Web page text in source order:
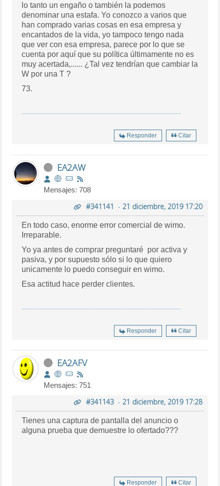
lo tanto un engaño o también la podemos
denominar una estafa. Yo conozco a varios que
han comprado varias cosas en esa empresa y
encantados de la vida, yo tampoco tengo nada
que ver con esa empresa, parece por lo que se
cuenta por aquí que su política últimamente no es
muy acertada,...... ¿Tal vez tendrían que cambiar la
W por una T ?
73.
Responder Citar
EA2AW
Mensajes: 708
#341141 - 21 diciembre, 2019 17:20
En todo caso, enorme error comercial de wimo.
Irreparable.
Yo ya antes de comprar preguntaré por activa y
pasiva, y por supuesto sólo si lo que quiero
unicamente lo puedo conseguir en wimo.
Esa actitud hace perder clientes.
Responder Citar
EA2AFV
Mensajes: 751
#341143- 21 diciembre, 2019 17:28
Tienes una captura de pantalla del anuncio o
alguna prueba que demuestre lo ofertado???
Responder Citar